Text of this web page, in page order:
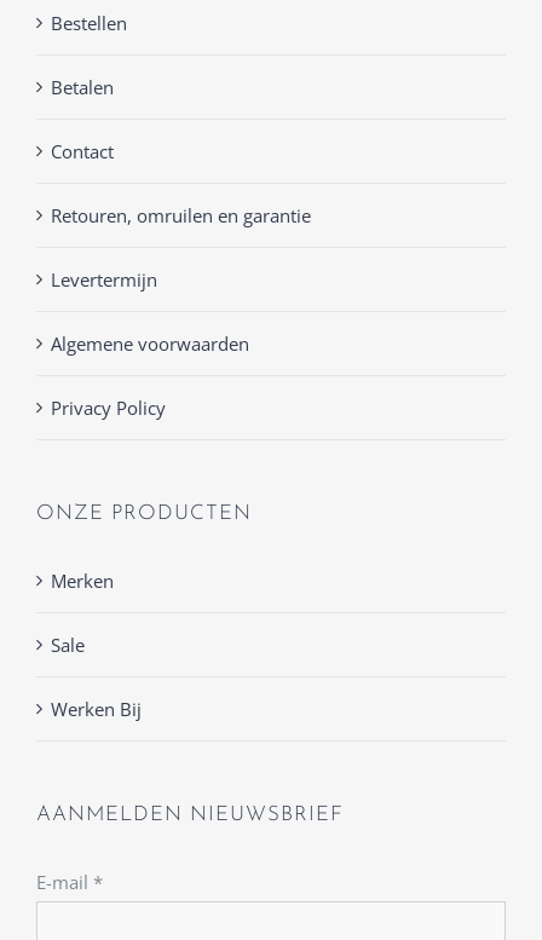
Bestellen
Betalen
Contact
Retouren, omruilen en garantie
Levertermijn
Algemene voorwaarden
Privacy Policy
ONZE PRODUCTEN
Merken
Sale
Werken Bij
AANMELDEN NIEUWSBRIEF
E-mail *